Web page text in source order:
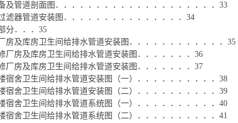
及管道剖面图．．．．．．．．．．．．．．．．．．．．33
滤器管道安装图．．．．．．．．．．．．．．．34
分．．．35
房及库房卫生间给排水管道安装图．．．．．．．．．．．．35
厂房及库房卫生间给排水管道安装图．．．．．．．36
厂房及库房卫生间给排水管道安装图．．．．．．．37
宿舍卫生间给排水管道安装图（一）．．．．．．．．．．38
宿舍卫生间给排水管道安装图（二）．．．．．．．．．．39
宿舍卫生间给排水管道系统图（一）．．．．．．．．．．40
宿舍卫生间给排水管道系统图（二）．．．．．．．．．．41